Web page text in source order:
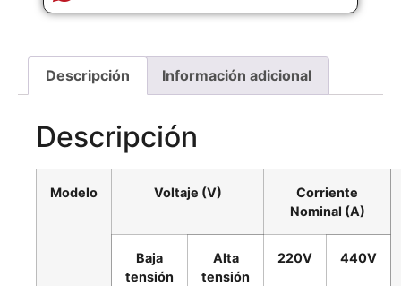
Descripción Información adicional
Descripción
Modelo Voltaje (V)
Corriente
Nominal (A)
Baja
tensión
Alta
tensión
220V 440V